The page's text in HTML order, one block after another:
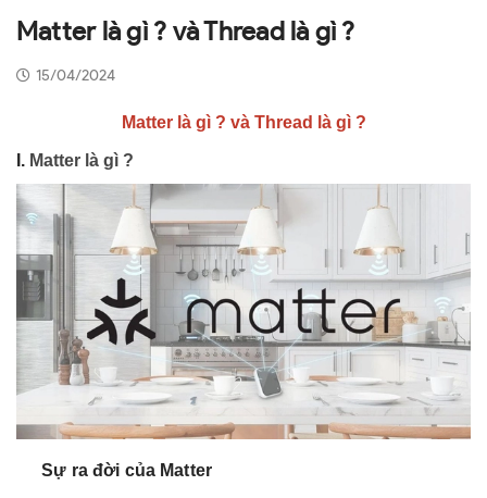
Matter là gì ? và Thread là gì ?
15/04/2024
Matter là gì ? và Thread là gì ?
I. Matter là gì ?
Sự ra đời của Matter